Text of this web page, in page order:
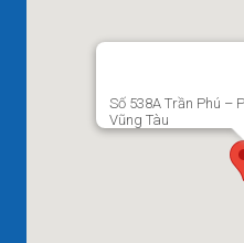
Số 538A Trần Phú –
Vũng Tàu